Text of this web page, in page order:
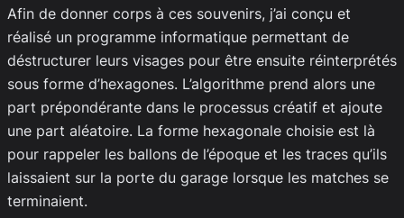
Afin de donner corps à ces souvenirs, j’ai conçu et
réalisé un programme informatique permettant de
déstructurer leurs visages pour être ensuite réinterprétés
sous forme d’hexagones. L’algorithme prend alors une
part prépondérante dans le processus créatif et ajoute
une part aléatoire. La forme hexagonale choisie est là
pour rappeler les ballons de l’époque et les traces qu’ils
laissaient sur la porte du garage lorsque les matches se
terminaient.